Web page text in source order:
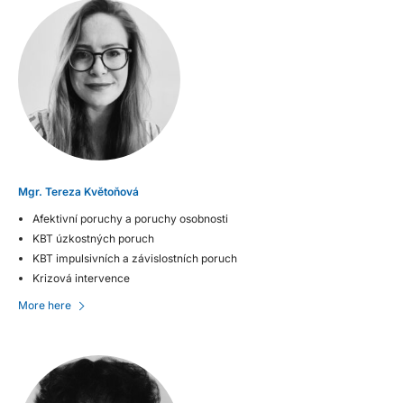
Mgr. Tereza Květoňová
Afektivní poruchy a poruchy osobnosti
KBT úzkostných poruch
KBT impulsivních a závislostních poruch
Krizová intervence
More here